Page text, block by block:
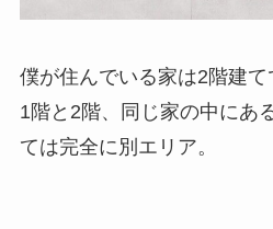
僕が住んでいる家は2階建て
1階と2階、同じ家の中にあ
ては完全に別エリア。